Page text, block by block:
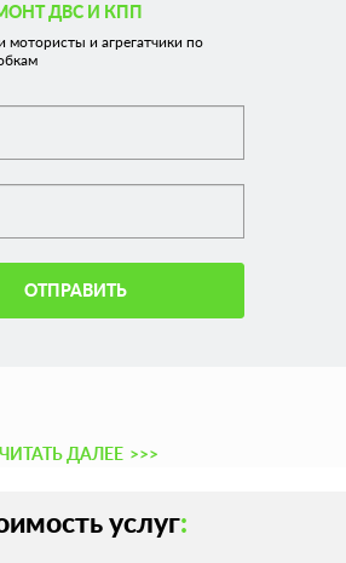
ДВС И КПП
мотористы и агрегатчики по
ОТПРАВИТЬ
ЧИТАТЬ ДАЛЕЕ >>>
услуг: